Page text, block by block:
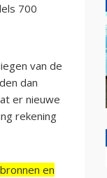
700
van de
dan
er nieuwe
rekening
en